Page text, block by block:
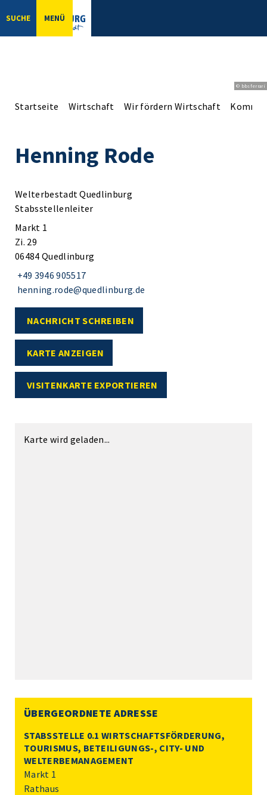
SUCHE MENÜ
© bbsferrari
Startseite Wirtschaft Wir fördern Wirtschaft
Henning Rode
Welterbestadt Quedlinburg
Stabsstellenleiter
Markt 1
Zi. 29
06484 Quedlinburg
+49 3946 905517
henning.rode@quedlinburg.de
NACHRICHT SCHREIBEN
KARTE ANZEIGEN
VISITENKARTE EXPORTIEREN
Karte wird geladen...
ÜBERGEORDNETE ADRESSE
STABSSTELLE 0.1 WIRTSCHAFTSFÖRDERUNG,
TOURISMUS, BETEILIGUNGS-, CITY- UND
WELTERBEMANAGEMENT
Markt 1
Rathaus